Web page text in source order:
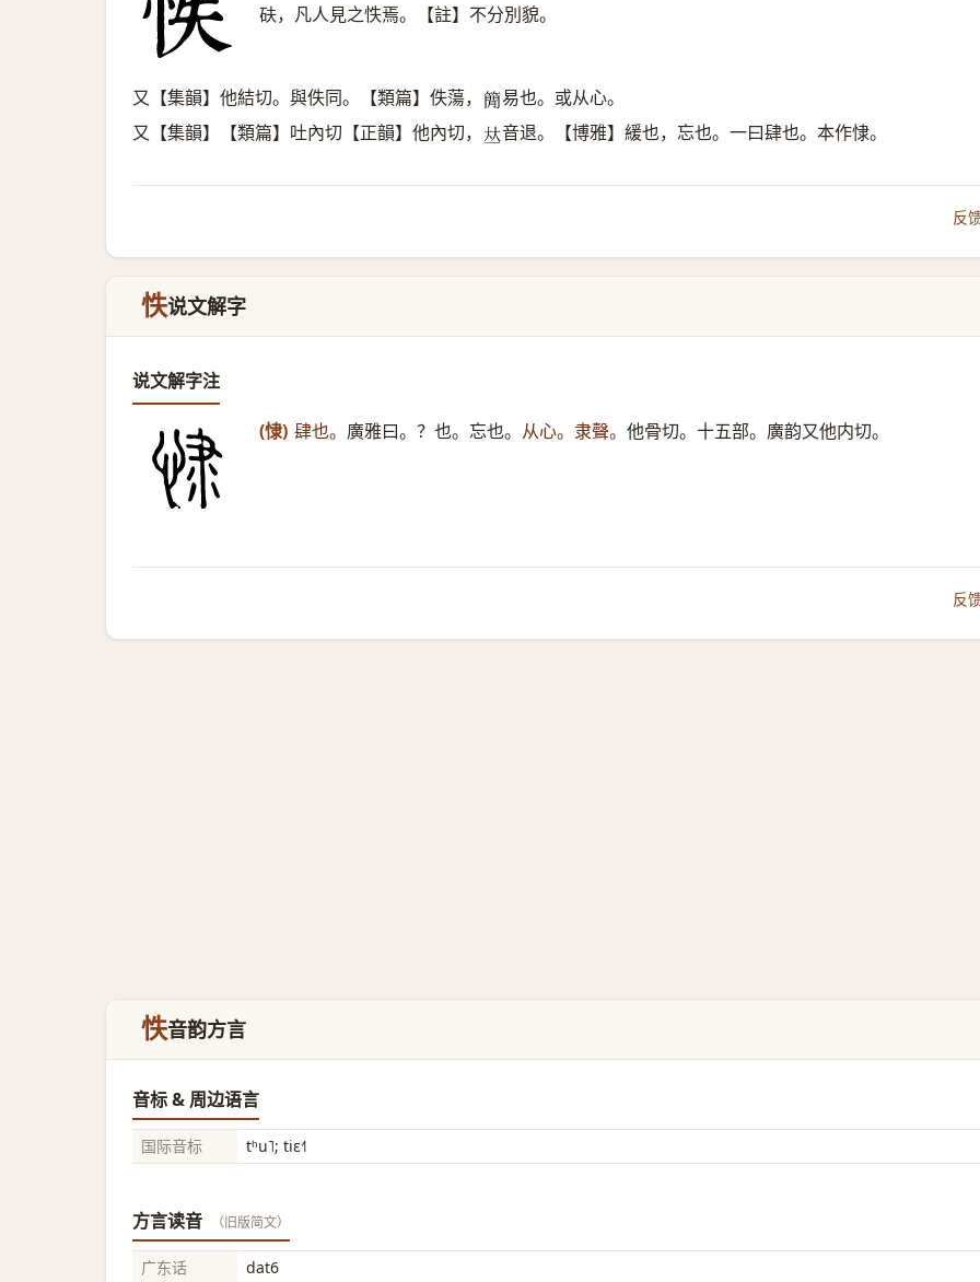
砆，凡人見之怢焉。【註】不分別貌。
又【集韻】他結切。與佚同。【類篇】佚蕩， 𥳑 易也。或从心。
又【集韻】【類篇】吐內切【正韻】他內切， 𠀤音退。【博雅】緩也，忘也。一曰肆也。本作㥆。
反
怢说文解字
说文解字注
(㥆) 肆也。 廣雅曰。？也。忘也。 从心。隶聲。 他骨切。十五部。廣韵又他内切。
反
怢音韵方言
音标 & 周边语言
国际音标 tʰu˥; tiɛ˧˥
方言读音 （旧版简文）
广东话 dat6